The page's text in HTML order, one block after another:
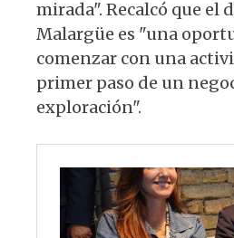
mirada". Recalcó que
Malargüe es "una
comenzar con una
primer paso de un
exploración".